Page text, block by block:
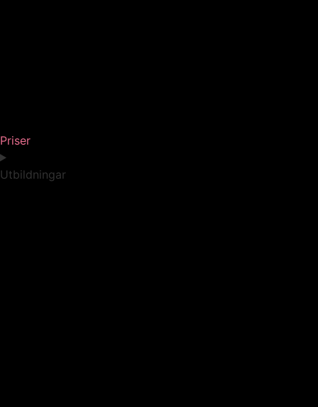
Priser
Utbildningar